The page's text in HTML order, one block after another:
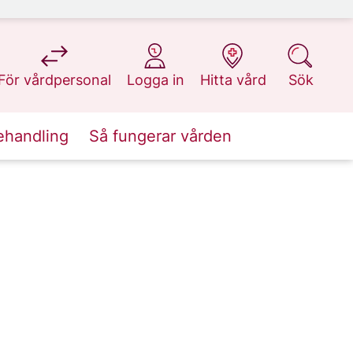
vårdpersonal
på 1177.se
Logga in
på 1177.se
Hitta vård
på 1177.se
Sök
på 1177.se
Så fungerar vården